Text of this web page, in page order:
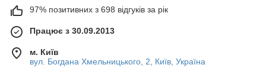
97% позитивних з 698 відгуків за рік
Працює з 30.09.2013
м. Київ
вул. Богдана Хмельницького, 2, Київ, Україна